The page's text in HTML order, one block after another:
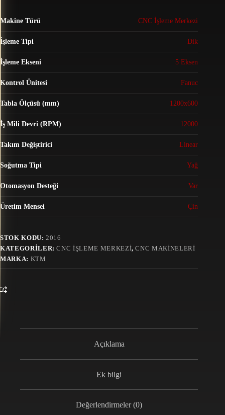
Makine Türü CNC İşleme Merkezi
İşleme Tipi Dik
İşleme Ekseni 5 Eksen
Kontrol Ünitesi Fanuc
Tabla Ölçüsü (mm) 1200x600
İş Mili Devri (RPM) 12000
Takım Değiştirici Linear
Soğutma Tipi Yağ
Otomasyon Desteği Var
Üretim Mensei Çin
STOK KODU:2016
KATEGORILER:CNC İŞLEME MERKEZI,CNC MAKINELERI
MARKA: KTM
Açıklama
Ek bilgi
Değerlendirmeler (0)